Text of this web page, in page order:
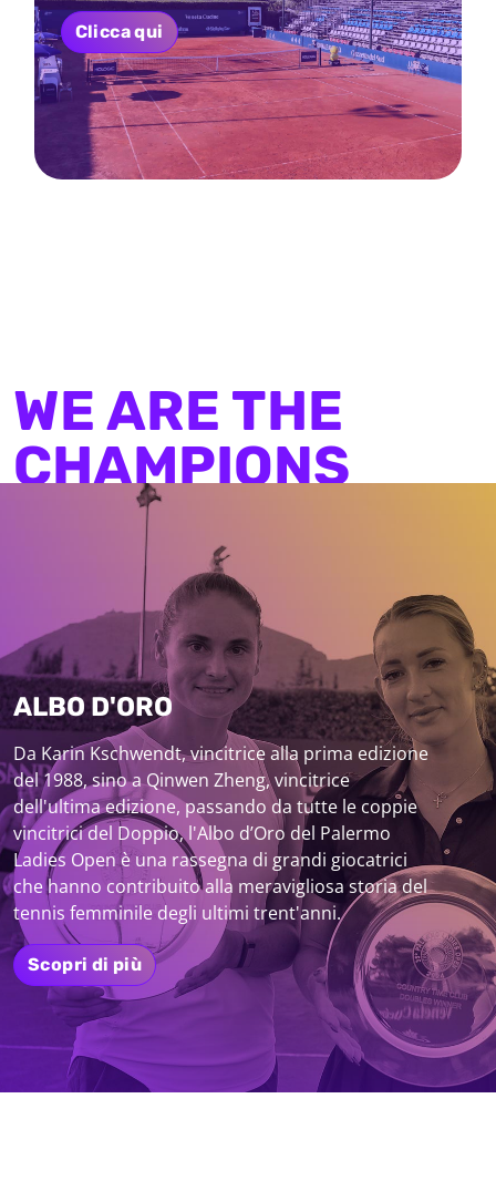
Clicca qui
WE ARE THE
CHAMPIONS
ALBO D'ORO
Da Karin Kschwendt, vincitrice alla prima edizione
del 1988, sino a Qinwen Zheng, vincitrice
dell'ultima edizione, passando da tutte le coppie
vincitrici del Doppio, l'Albo d’Oro del Palermo
Ladies Open è una rassegna di grandi giocatrici
che hanno contribuito alla meravigliosa storia del
tennis femminile degli ultimi trent'anni.
Scopri di più